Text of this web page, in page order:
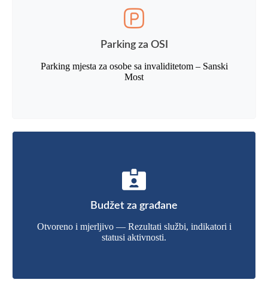
Parking za OSI
Parking mjesta za osobe sa invaliditetom – Sanski
Most
Budžet za građane
Otvoreno i mjerljivo — Rezultati službi, indikatori i
statusi aktivnosti.